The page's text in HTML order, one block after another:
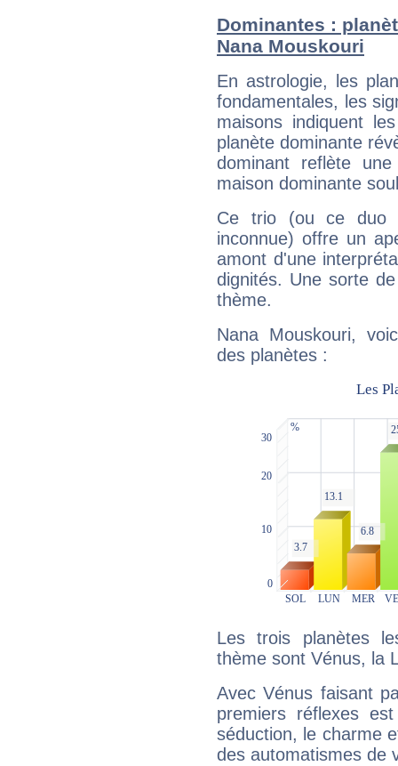
Dominantes :
Nana Mouskouri
En astrologie, les
fondamentales, les
maisons indiquent
planète dominante
dominant reflète
maison dominante
Ce trio (ou ce duo
inconnue) offre un
amont d'une
dignités. Une sorte
thème.
Nana Mouskouri,
des planètes :
Les trois planètes
thème sont Vénus, la
Avec Vénus faisant
premiers réflexes
séduction, le charme
des automatismes de